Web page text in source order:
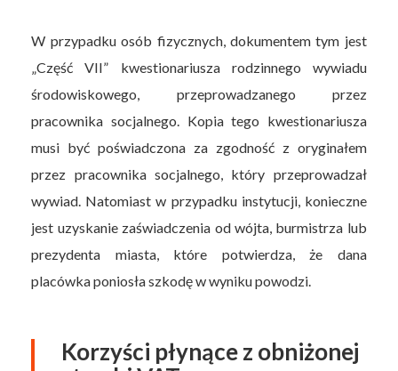
W przypadku osób fizycznych, dokumentem tym jest
„Część VII” kwestionariusza rodzinnego wywiadu
środowiskowego, przeprowadzanego przez
pracownika socjalnego. Kopia tego kwestionariusza
musi być poświadczona za zgodność z oryginałem
przez pracownika socjalnego, który przeprowadzał
wywiad. Natomiast w przypadku instytucji, konieczne
jest uzyskanie zaświadczenia od wójta, burmistrza lub
prezydenta miasta, które potwierdza, że dana
placówka poniosła szkodę w wyniku powodzi.
Korzyści płynące z obniżonej